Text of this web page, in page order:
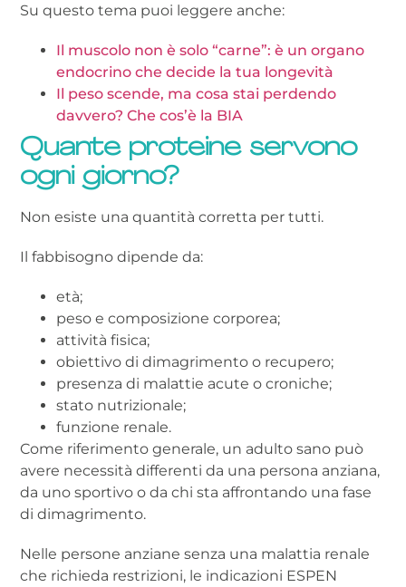
Su questo tema puoi leggere anche:
Il muscolo non è solo “carne”: è un organo
endocrino che decide la tua longevità
Il peso scende, ma cosa stai perdendo
davvero? Che cos’è la BIA
Quante proteine servono
ogni giorno?
Non esiste una quantità corretta per tutti.
Il fabbisogno dipende da:
età;
peso e composizione corporea;
attività fisica;
obiettivo di dimagrimento o recupero;
presenza di malattie acute o croniche;
stato nutrizionale;
funzione renale.
Come riferimento generale, un adulto sano può
avere necessità differenti da una persona anziana,
da uno sportivo o da chi sta affrontando una fase
di dimagrimento.
Nelle persone anziane senza una malattia renale
che richieda restrizioni, le indicazioni ESPEN